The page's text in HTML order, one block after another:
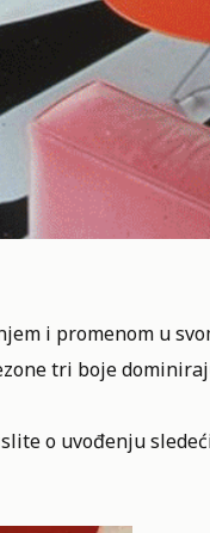
i promenom u
tri boje
o uvođenju